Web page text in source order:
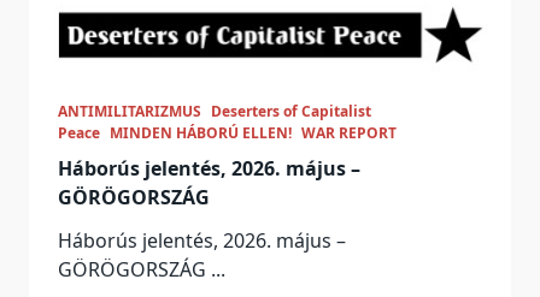
ANTIMILITARIZMUS Deserters of Capitalist
Peace MINDEN HÁBORÚ ELLEN! WAR REPORT
Háborús jelentés, 2026. május –
GÖRÖGORSZÁG
Háborús jelentés, 2026. május –
GÖRÖGORSZÁG ...